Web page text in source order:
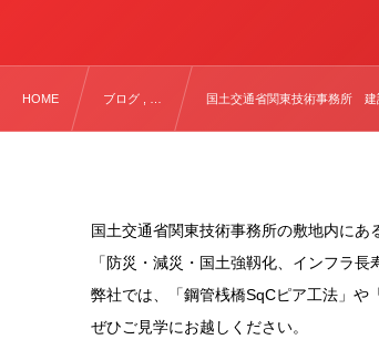
HOME ブログ , … 国土交通省関東技術事務所 建
国土交通省関東技術事務所の敷地内にあ
「防災・減災・国土強靱化、インフラ
弊社では、
「鋼管桟橋SqCピア工法」 や
ぜひご見学にお越しください。